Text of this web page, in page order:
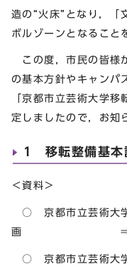
造の“火床”となり，「
ボルゾーンとなること
この度，市民の皆様
の基本方針やキャンパ
「京都市立芸術大学
定しましたので，お知
1 移転整備基本
＜資料＞
○ 京都市立芸術大学
画 ⇒「別
○ 京都市立芸術大